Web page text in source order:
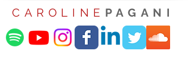
CAROLINE PAGANI